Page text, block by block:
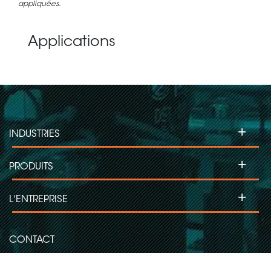
appliquées.
Applications
CONTACT
INDUSTRIES +
PRODUITS +
L'ENTREPRISE +